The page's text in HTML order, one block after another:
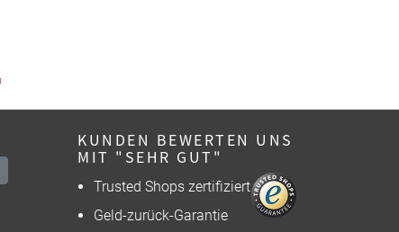
KUNDEN BEWERTEN UNS
MIT "SEHR GUT"
Trusted Shops zertifiziert
Geld-zurück-Garantie